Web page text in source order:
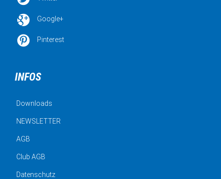
 Google+
 Pinterest
INFOS
Downloads
NEWSLETTER
AGB
Club AGB
Datenschutz